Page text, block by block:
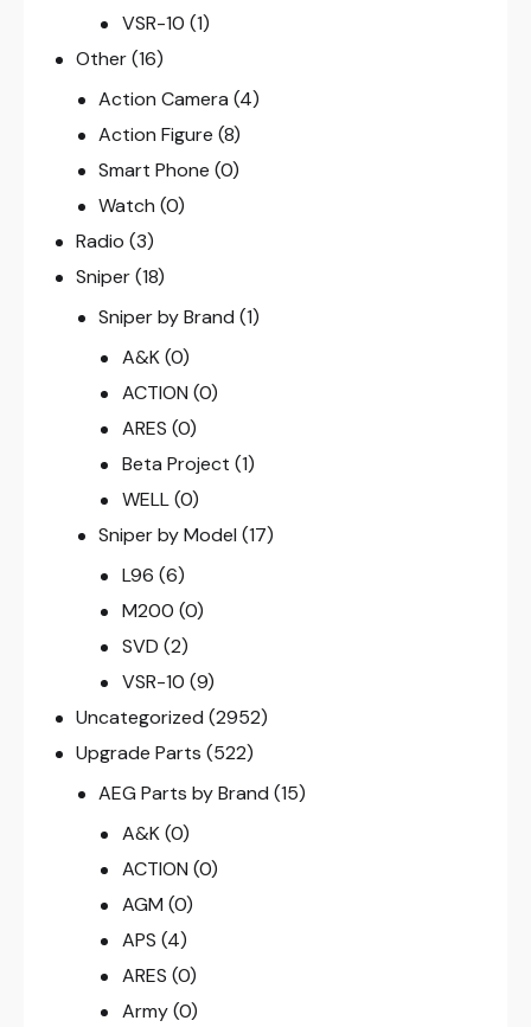
VSR-10 (1)
Other(16)
Action Camera (4)
Action Figure (8)
Smart Phone (0)
Watch (0)
Radio (3)
Sniper(18)
Sniper by Brand (1)
A&K (0)
ACTION (0)
ARES (0)
Beta Project (1)
WELL (0)
Sniper by Model (17)
L96 (6)
M200 (0)
SVD (2)
VSR-10 (9)
Uncategorized (2952)
Upgrade Parts (522)
AEG Parts by Brand (15)
A&K (0)
ACTION (0)
AGM (0)
APS (4)
ARES (0)
Army (0)